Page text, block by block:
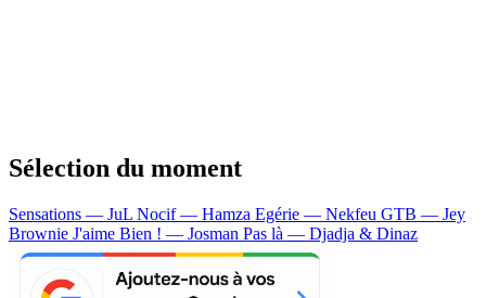
Sélection du moment
Sensations — JuL Nocif — Hamza Egérie — Nekfeu GTB — Jey
Brownie J'aime Bien ! — Josman Pas là — Djadja & Dinaz